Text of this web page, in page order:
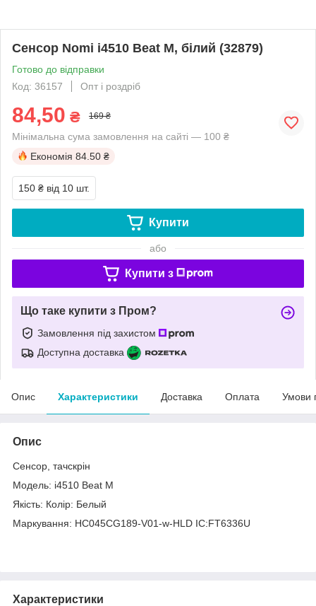
Сенсор Nomi i4510 Beat M, білий (32879)
Готово до відправки
Код: 36157
Опт і роздріб
84,50 ₴ 169 ₴
Мінімальна сума замовлення на сайті — 100 ₴
Економія 84.50 ₴
150 ₴ від 10 шт.
Купити
або
Купити з
Що таке купити з Пром?
Замовлення під захистом
Доступна доставка
Опис Характеристики Доставка Оплата Умови
Опис
Сенсор, тачскрін
Модель: i4510 Beat M
Якість: Колір: Белый
Маркування: HC045CG189-V01-w-HLD IC:FT6336U
Характеристики